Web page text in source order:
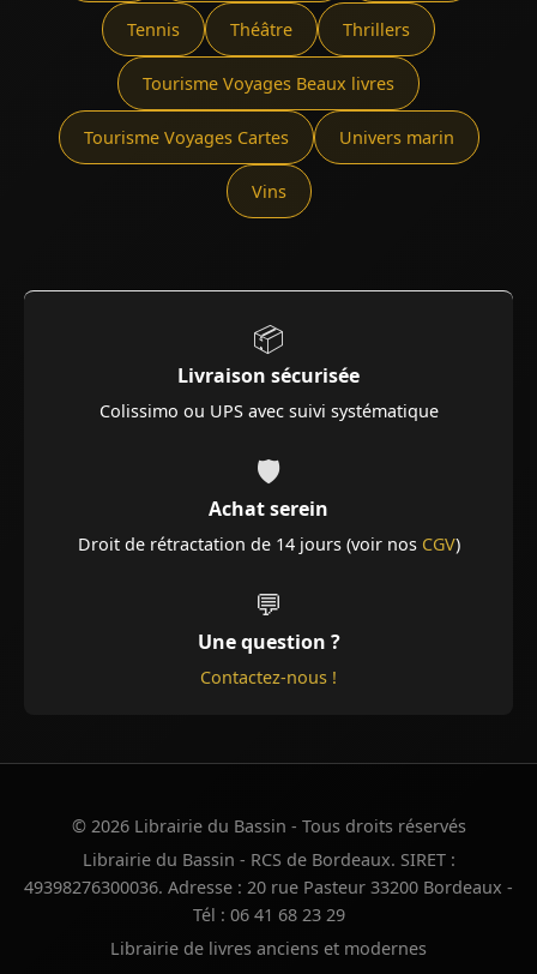
Tennis Théâtre Thrillers
Tourisme Voyages Beaux livres
Tourisme Voyages Cartes Univers marin
Vins
📦
Livraison sécurisée
Colissimo ou UPS avec suivi systématique
🛡️
Achat serein
Droit de rétractation de 14 jours (voir nos CGV)
💬
Une question ?
Contactez-nous !
© 2026 Librairie du Bassin - Tous droits réservés
Librairie du Bassin - RCS de Bordeaux. SIRET :
49398276300036. Adresse : 20 rue Pasteur 33200 Bordeaux -
Tél : 06 41 68 23 29
Librairie de livres anciens et modernes